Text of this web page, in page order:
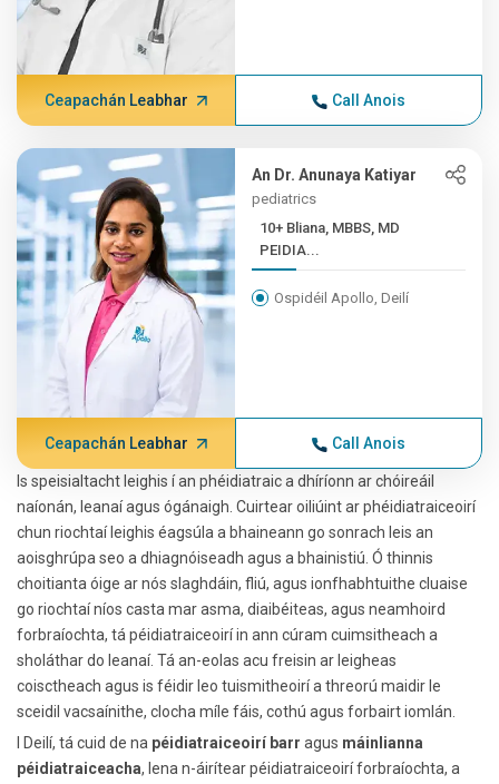
Ceapachán Leabhar Call Anois
An Dr. Anunaya Katiyar
pediatrics
10+ Bliana, MBBS, MD
PEIDIA...
Ospidéil Apollo, Deilí
Ceapachán Leabhar Call Anois
Is speisialtacht leighis í an phéidiatraic a dhíríonn ar chóireáil
naíonán, leanaí agus ógánaigh. Cuirtear oiliúint ar phéidiatraiceoirí
chun riochtaí leighis éagsúla a bhaineann go sonrach leis an
aoisghrúpa seo a dhiagnóiseadh agus a bhainistiú. Ó thinnis
choitianta óige ar nós slaghdáin, fliú, agus ionfhabhtuithe cluaise
go riochtaí níos casta mar asma, diaibéiteas, agus neamhoird
forbraíochta, tá péidiatraiceoirí in ann cúram cuimsitheach a
sholáthar do leanaí. Tá an-eolas acu freisin ar leigheas
coisctheach agus is féidir leo tuismitheoirí a threorú maidir le
sceidil vacsaínithe, clocha míle fáis, cothú agus forbairt iomlán.
I Deilí, tá cuid de na péidiatraiceoirí barr agus máinlianna
péidiatraiceacha, lena n-áirítear péidiatraiceoirí forbraíochta, a